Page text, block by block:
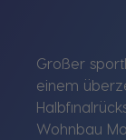
Großer
einem
Wohnbau